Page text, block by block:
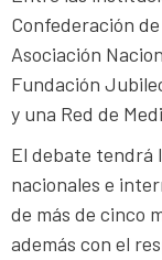
Confederación
Asociación
Fundación
y una Red de
El debate tendrá
nacionales e
de más de cinco
además con el